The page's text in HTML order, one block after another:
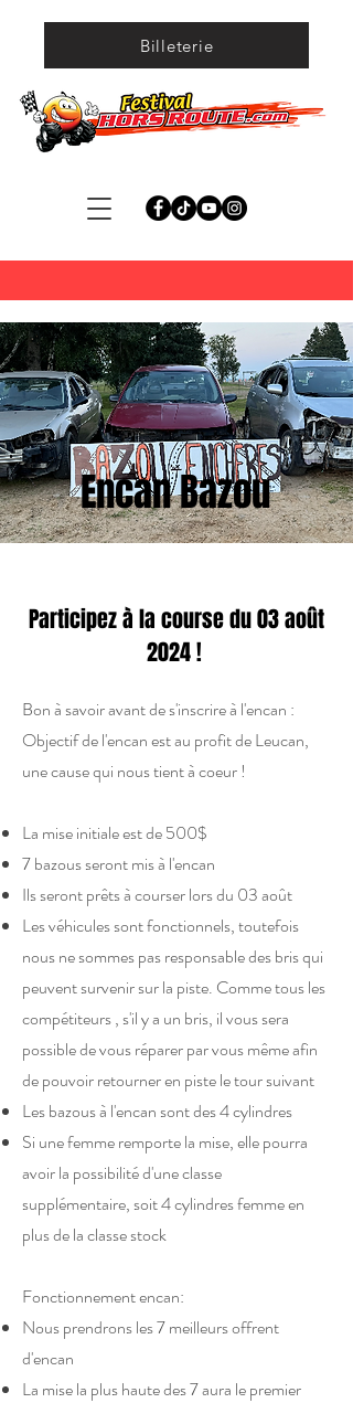
Billeterie
Encan Bazou
Participez à la course du 03 août
2024 !
Bon à savoir avant de s'inscrire à l'encan :
Objectif de l'encan est au profit de Leucan,
une cause qui nous tient à coeur !
La mise initiale est de 500$
7 bazous seront mis à l'encan
Ils seront prêts à courser lors du 03 août
Les véhicules sont fonctionnels, toutefois
nous ne sommes pas responsable des bris qui
peuvent survenir sur la piste. Comme tous les
compétiteurs , s'il y a un bris, il vous sera
possible de vous réparer par vous même afin
de pouvoir retourner en piste le tour suivant
Les bazous à l'encan sont des 4 cylindres
Si une femme remporte la mise, elle pourra
avoir la possibilité d'une classe
supplémentaire, soit 4 cylindres femme en
plus de la classe stock
Fonctionnement encan: ​
Nous prendrons les 7 meilleurs offrent
d'encan
La mise la plus haute des 7 aura le premier